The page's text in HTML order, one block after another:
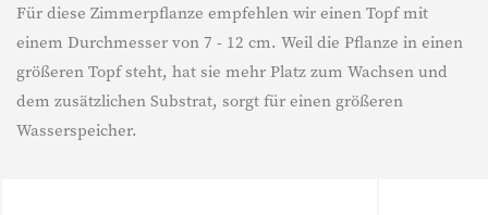
Für diese Zimmerpflanze empfehlen wir einen Topf mit
einem Durchmesser von 7 - 12 cm. Weil die Pflanze in einen
größeren Topf steht, hat sie mehr Platz zum Wachsen und
dem zusätzlichen Substrat, sorgt für einen größeren
Wasserspeicher.